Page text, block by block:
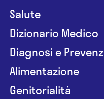
Salute
Dizionario Medico
Diagnosi e
Alimentazione
Genitorialità